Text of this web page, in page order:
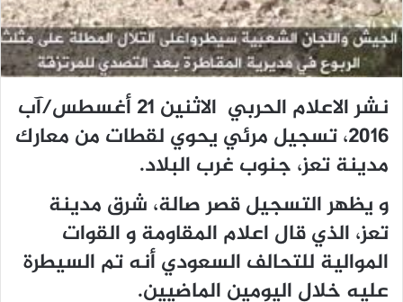
نشر الاعلام الحربي الاثنين 21 أغسطس/آب
2016، تسجيل مرئي يحوي لقطات من معارك
مدينة تعز، جنوب غرب البلاد.
و يظهر التسجيل قصر صالة، شرق مدينة
تعز، الذي قال اعلام المقاومة و القوات
الموالية للتحالف السعودي أنه تم السيطرة
عليه خلال اليومين الماضيين.